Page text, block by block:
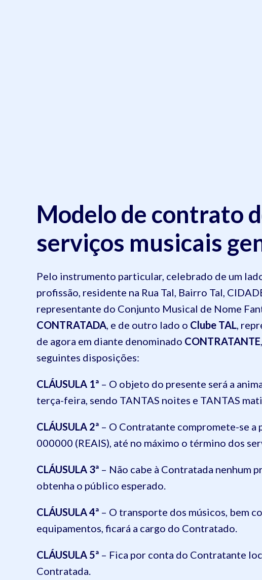
Modelo de contrato
serviços musicais
Pelo instrumento particular, celebrado de um
profissão, residente na Rua Tal, Bairro Tal,
representante do Conjunto Musical de Nome
CONTRATADA , e de outro lado o Clube TAL ,
de agora em diante denominado CONTRATANTE
seguintes disposições:
CLÁUSULA 1ª – O objeto do presente será a
terça-feira, sendo TANTAS noites e TANTAS
CLÁUSULA 2ª – O Contratante compromete-se a
000000 (REAIS), até no máximo o término dos
CLÁUSULA 3ª – Não cabe à Contratada nenhum
obtenha o público esperado.
CLÁUSULA 4ª – O transporte dos músicos, bem
equipamentos, ficará a cargo do Contratado.
CLÁUSULA 5ª – Fica por conta do Contratante
Contratada.